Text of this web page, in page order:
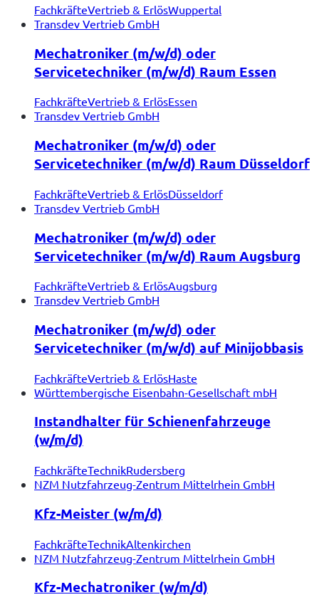
FachkräfteVertrieb & ErlösWuppertal
Transdev Vertrieb GmbH
Mechatroniker (m/w/d) oder
Servicetechniker (m/w/d) Raum Essen
FachkräfteVertrieb & ErlösEssen
Transdev Vertrieb GmbH
Mechatroniker (m/w/d) oder
Servicetechniker (m/w/d) Raum Düsseldorf
FachkräfteVertrieb & ErlösDüsseldorf
Transdev Vertrieb GmbH
Mechatroniker (m/w/d) oder
Servicetechniker (m/w/d) Raum Augsburg
FachkräfteVertrieb & ErlösAugsburg
Transdev Vertrieb GmbH
Mechatroniker (m/w/d) oder
Servicetechniker (m/w/d) auf Minijobbasis
FachkräfteVertrieb & ErlösHaste
Württembergische Eisenbahn-Gesellschaft mbH
Instandhalter für Schienenfahrzeuge
(w/m/d)
FachkräfteTechnikRudersberg
NZM Nutzfahrzeug-Zentrum Mittelrhein GmbH
Kfz-Meister (w/m/d)
FachkräfteTechnikAltenkirchen
NZM Nutzfahrzeug-Zentrum Mittelrhein GmbH
Kfz-Mechatroniker (w/m/d)